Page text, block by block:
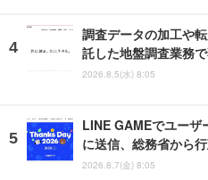
調査データの加工や
託した地盤調査業務
2026.8.5(水) 8:05
LINE GAMEでユーザ
に送信、総務省から
2026.8.7(金) 8:05